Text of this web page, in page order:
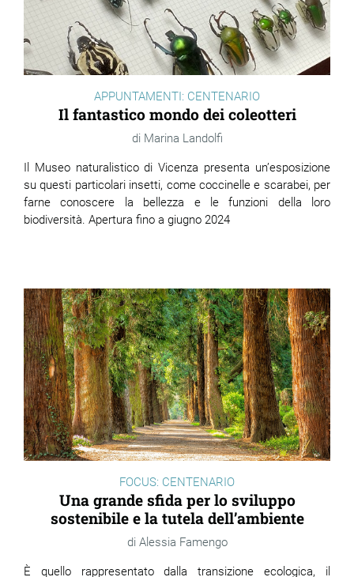
APPUNTAMENTI: CENTENARIO
Il fantastico mondo dei coleotteri
Marina Landolfi
Il Museo naturalistico di Vicenza presenta un’esposizione
su questi particolari insetti, come coccinelle e scarabei, per
farne conoscere la bellezza e le funzioni della loro
biodiversità. Apertura fino a giugno 2024
FOCUS: CENTENARIO
Una grande sfida per lo sviluppo
sostenibile e la tutela dell’ambiente
Alessia Famengo
È quello rappresentato dalla transizione ecologica, il